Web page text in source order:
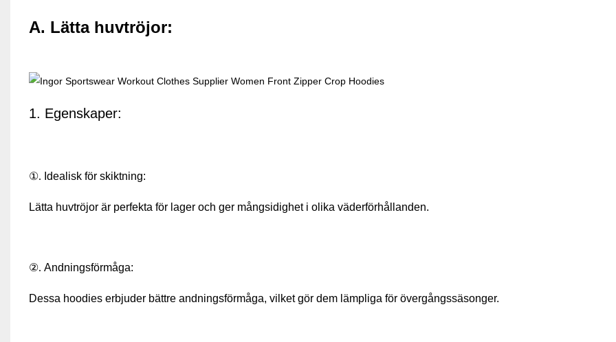
A. Lätta huvtröjor:
1. Egenskaper:
①. Idealisk för skiktning:
Lätta huvtröjor är perfekta för lager och ger mångsidighet i olika väderförhållanden.
②. Andningsförmåga:
Dessa hoodies erbjuder bättre andningsförmåga, vilket gör dem lämpliga för övergångssäsonger.